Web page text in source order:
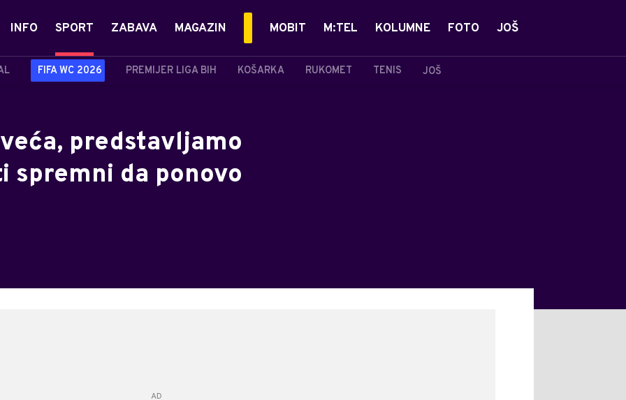
INFO SPORT
FIFA WC 2026 PREMIJER LIGA BIH KOŠARKA RUKOMET TENIS JOŠ
ZABAVA MAGAZIN MOBIT M:TEL KOLUMNE FOTO JOŠ
predstavljamo
spremni da ponovo